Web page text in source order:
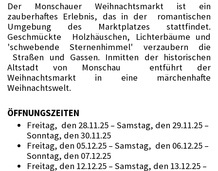
Der Monschauer Weihnachtsmarkt ist ein
zauberhaftes Erlebnis, das in der romantischen
Umgebung des Marktplatzes stattfindet.
Geschmückte Holzhäuschen, Lichterbäume und
'schwebende Sternenhimmel' verzaubern die
Straßen und Gassen. Inmitten der historischen
Altstadt von Monschau entführt der
Weihnachtsmarkt in eine märchenhafte
Weihnachtswelt.
ÖFFNUNGSZEITEN
Freitag, den 28.11.25 – Samstag, den 29.11.25 –
Sonntag, den 30.11.25
Freitag, den 05.12.25 – Samstag, den 06.12.25 –
Sonntag, den 07.12.25
Freitag, den 12.12.25 – Samstag, den 13.12.25 –